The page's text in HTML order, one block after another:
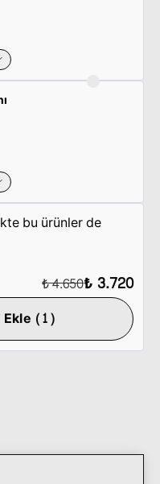
bu ürünler de
₺ 4.650₺ 3.720
(1)